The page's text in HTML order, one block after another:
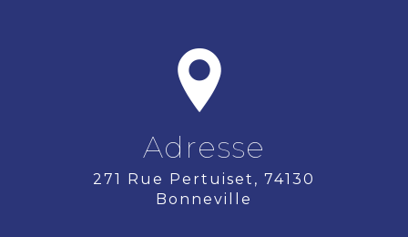
Adresse
271 Rue Pertuiset, 74130
Bonneville